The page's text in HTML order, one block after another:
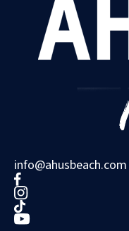
info@ahusbeach.com